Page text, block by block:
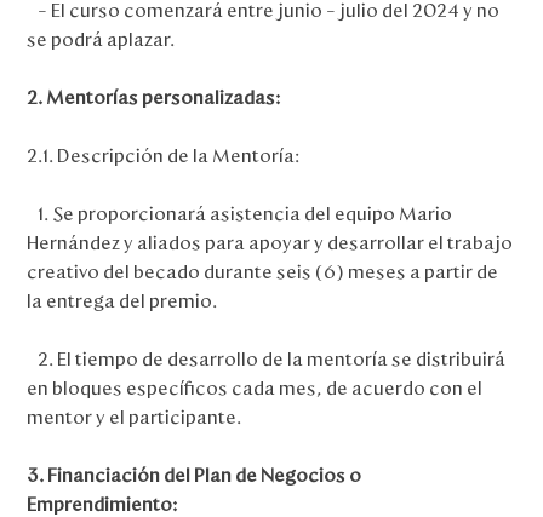
– El curso comenzará entre junio – julio del 2024 y no
se podrá aplazar.
2. Mentorías personalizadas:
2.1. Descripción de la Mentoría:
1. Se proporcionará asistencia del equipo Mario
Hernández y aliados para apoyar y desarrollar el trabajo
creativo del becado durante seis (6) meses a partir de
la entrega del premio.
2. El tiempo de desarrollo de la mentoría se distribuirá
en bloques específicos cada mes, de acuerdo con el
mentor y el participante.
3. Financiación del Plan de Negocios o
Emprendimiento: